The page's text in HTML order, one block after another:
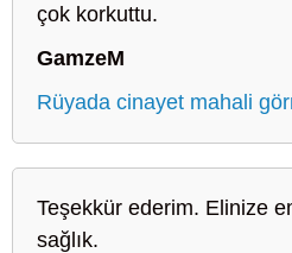
çok korkuttu.
GamzeM
Rüyada cinayet mahali
Teşekkür ederim. Elinize
sağlık.